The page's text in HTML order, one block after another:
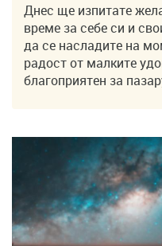
Днес ще изпитате
време за себе си и
да се насладите на
радост от малките
благоприятен за